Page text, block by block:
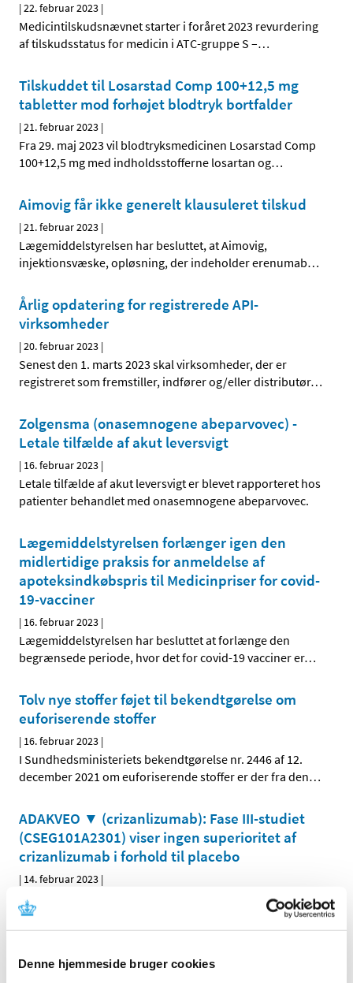
Denne hjemmeside bruger cookies
|22. februar 2023 |
Medicintilskudsnævnet starter i foråret 2023 revurdering
af tilskudsstatus for medicin i ATC-gruppe S –…
Tilskuddet til Losarstad Comp 100+12,5 mg
tabletter mod forhøjet blodtryk bortfalder
|21. februar 2023 |
Fra 29. maj 2023 vil blodtryksmedicinen Losarstad Comp
100+12,5 mg med indholdsstofferne losartan og…
Aimovig får ikke generelt klausuleret tilskud
|21. februar 2023 |
Lægemiddelstyrelsen har besluttet, at Aimovig,
injektionsvæske, opløsning, der indeholder erenumab…
Årlig opdatering for registrerede API-
virksomheder
|20. februar 2023 |
Senest den 1. marts 2023 skal virksomheder, der er
registreret som fremstiller, indfører og/eller distributør…
Zolgensma (onasemnogene abeparvovec) -
Letale tilfælde af akut leversvigt
| 16. februar 2023 |
Letale tilfælde af akut leversvigt er blevet rapporteret hos
patienter behandlet med onasemnogene abeparvovec.
Lægemiddelstyrelsen forlænger igen den
midlertidige praksis for anmeldelse af
apoteksindkøbspris til Medicinpriser for covid-
19-vacciner
| 16. februar 2023 |
Lægemiddelstyrelsen har besluttet at forlænge den
begrænsede periode, hvor det for covid-19 vacciner er…
Tolv nye stoffer føjet til bekendtgørelse om
euforiserende stoffer
| 16. februar 2023 |
I Sundhedsministeriets bekendtgørelse nr. 2446 af 12.
december 2021 om euforiserende stoffer er der fra den…
ADAKVEO ▼ (crizanlizumab): Fase III-studiet
(CSEG101A2301) viser ingen superioritet af
crizanlizumab i forhold til placebo
| 14. februar 2023 |
Præliminære resultater fra fase III-studiet CSEG101A2301
(STAND) viste ingen forskel mellem crizanlizumab og…
Lægemiddelstyrelsen retter oplysninger i
databasen med indlægssedler